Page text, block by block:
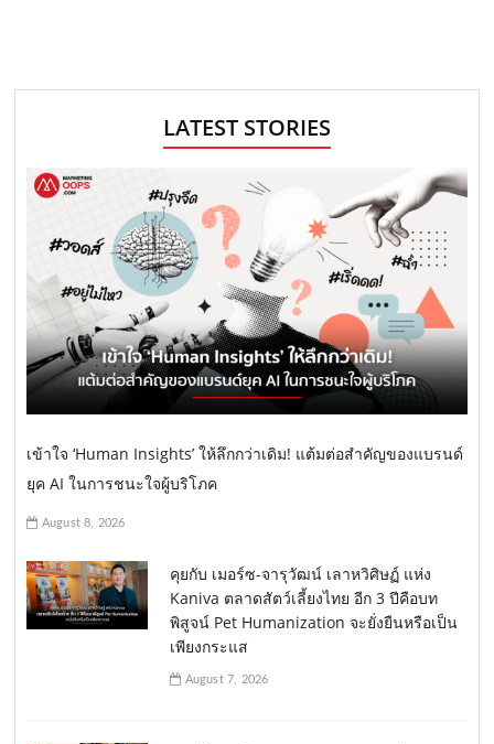
a
n
p
e
LATEST STORIES
เข้าใจ ‘Human Insights’ ให้ลึกกว่าเดิม! แต้มต่อสำคัญของแบรนด์
ยุค AI ในการชนะใจผู้บริโภค
August 8, 2026
คุยกับ เมอร์ซ-จารุวัฒน์ เลาหวิศิษฏ์ แห่ง
Kaniva ตลาดสัตว์เลี้ยงไทย อีก 3 ปีคือบท
พิสูจน์ Pet Humanization จะยั่งยืนหรือเป็น
เพียงกระแส
August 7, 2026